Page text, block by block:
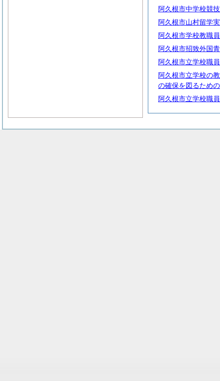
阿久根市中学校競
阿久根市山村留学
阿久根市学校教職
阿久根市招致外国
阿久根市立学校職
阿久根市立学校の
の確保を図るため
阿久根市立学校職